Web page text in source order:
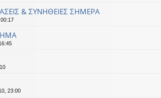
& ΣΥΝΗΘΕΙΕΣ ΣΗΜΕΡΑ
23:00